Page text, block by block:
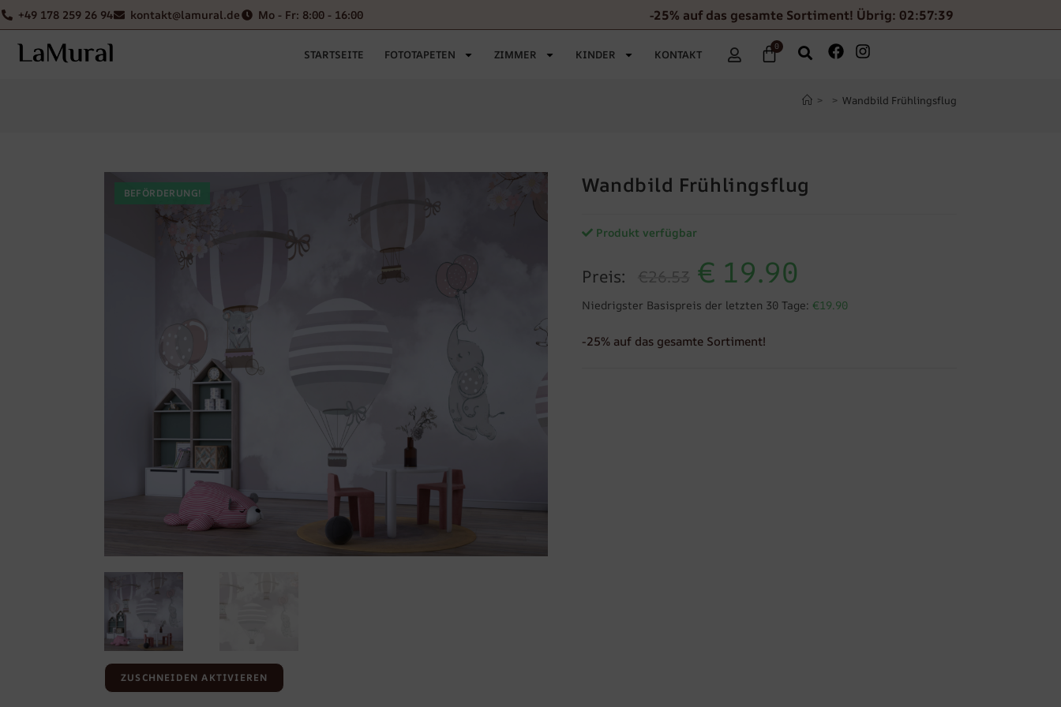
+49 178 259 26 94 kontakt@lamural.de Mo - Fr: 8:00 - 16:00 -25% auf das gesamte Sortiment! Übrig: 02:57:39
STARTSEITE FOTOTAPETEN ZIMMER KINDER KONTAKT
0
> > Wandbild Frühlingsflug
BEFÖRDERUNG!
ZUSCHNEIDEN AKTIVIEREN
Wandbild Frühlingsflug
Produkt verfügbar
Preis: €26.53 € 19.90
Niedrigster Basispreis der letzten 30 Tage: €19.90
-25% auf das gesamte Sortiment!